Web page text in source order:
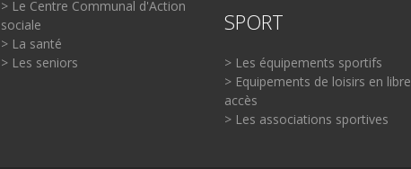
> Le Centre Communal d'Action
sociale
> La santé
> Les seniors
SPORT
> Les équipements sportifs
> Equipements de loisirs en libre
accès
> Les associations sportives